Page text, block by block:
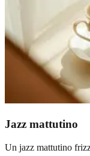
Jazz mattutino
Un jazz mattutino